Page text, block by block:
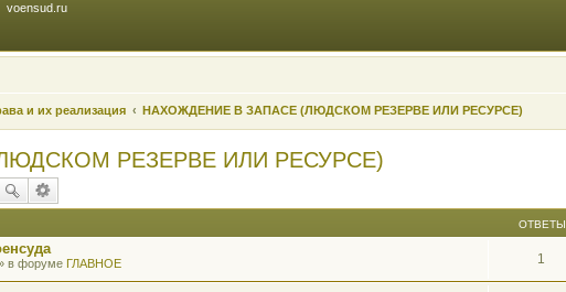
voensud.ru
и их реализация НАХОЖДЕНИЕ В ЗАПАСЕ (ЛЮДСКОМ РЕЗЕРВЕ ИЛИ РЕСУРСЕ)
РЕЗЕРВЕ ИЛИ РЕСУРСЕ)
ОТВЕТЫ
в форуме ГЛАВНОЕ 1